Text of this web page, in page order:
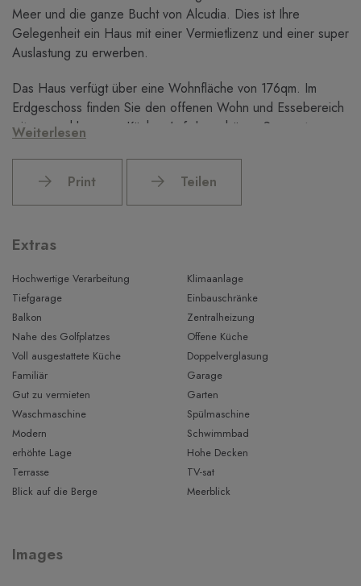
Meer und die ganze Bucht von Alcudia. Dies ist Ihre
Gelegenheit ein Haus mit einer Vermietlizenz und einer super
Auslastung zu erwerben.
Das Haus verfügt über eine Wohnfläche von 176qm. Im
Erdgeschoss finden Sie den offenen Wohn und Essebereich
mit angeschlossener Küche. Auf der schönen Sonnenterasse
Der Meerblick ist bereits von dieser Ebene sehr gut.
Weiterhin finden Sie auf der Rückseite ein Schlafzimmer mit
und dadurch sehr viel Privatsphäre hat. Im Ersten Stock
umwerfenden privaten Terrasse von der Sie einen
hervorragenden Meerblick haben. Zudem gibt es ein
weiteres Schlafzimmer mit eigenem Bad auf der Ebene. Auf
dem Dach findet sich eine kleine Dachterrasse und eine
große Fläche auf der bereits Solarpanele verbaut sind. Der
Keller bietet einen Waschraum und ausreichend Platz für Ihr
Auto. Das Haus ist ausgestattet mit einer Klimaanlage und
Zentralheizung.
Lassen Sie sich diese Chance nicht entgehen ein Haus mit
Vermietlizenz und hervorragendem Meerblick in Alcanada zu
erwerben.
Weiterlesen
Print Teilen
Extras
Hochwertige Verarbeitung
Klimaanlage
Tiefgarage
Einbauschränke
Balkon
Zentralheizung
Nahe des Golfplatzes
Offene Küche
Voll ausgestattete Küche
Doppelverglasung
Familiär
Garage
Gut zu vermieten
Garten
Waschmaschine
Spülmaschine
Modern
Schwimmbad
erhöhte Lage
Hohe Decken
Terrasse
TV-sat
Blick auf die Berge
Meerblick
Images